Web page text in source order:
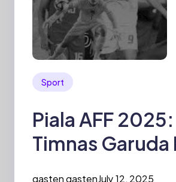
Sport
Piala AFF 2025:
Timnas Garuda
gasten gastenJuly 12, 2025